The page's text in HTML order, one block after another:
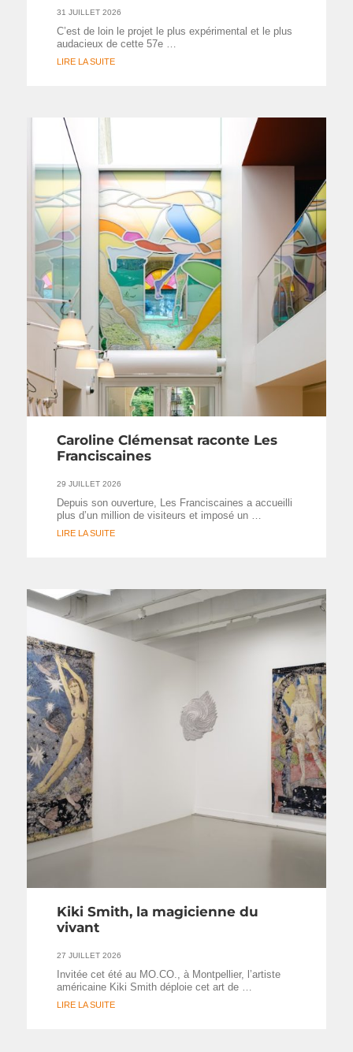
31 JUILLET 2026
C’est de loin le projet le plus expérimental et le plus
audacieux de cette 57e …
LIRE LA SUITE
Caroline Clémensat raconte Les
Franciscaines
29 JUILLET 2026
Depuis son ouverture, Les Franciscaines a accueilli
plus d’un million de visiteurs et imposé un …
LIRE LA SUITE
Kiki Smith, la magicienne du
vivant
27 JUILLET 2026
Invitée cet été au MO.CO., à Montpellier, l’artiste
américaine Kiki Smith déploie cet art de …
LIRE LA SUITE